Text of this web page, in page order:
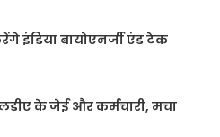
इंडिया बायोएनर्जी एंड टेक
के जेई और कर्मचारी, मचा